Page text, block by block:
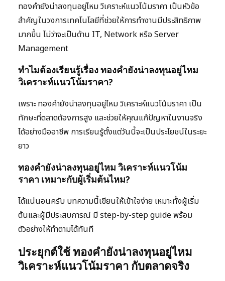
ทองคำยังน่าลงทุนอยู่ไหม วิเคราะห์แนวโน้มราคา เป็นหัวข้อ
สำคัญในวงการเทคโนโลยีที่ช่วยให้การทำงานมีประสิทธิภาพ
มากขึ้น ไม่ว่าจะเป็นด้าน IT, Network หรือ Server
Management
ทำไมต้องเรียนรู้เรื่อง ทองคำยังน่าลงทุนอยู่ไหม
วิเคราะห์แนวโน้มราคา?
เพราะ ทองคำยังน่าลงทุนอยู่ไหม วิเคราะห์แนวโน้มราคา เป็น
ทักษะที่ตลาดต้องการสูง และช่วยให้คุณแก้ปัญหาในงานจริง
ได้อย่างมืออาชีพ การเรียนรู้ตั้งแต่วันนี้จะเป็นประโยชน์ในระยะ
ยาว
ทองคำยังน่าลงทุนอยู่ไหม วิเคราะห์แนวโน้ม
ราคา เหมาะกับผู้เริ่มต้นไหม?
ได้แน่นอนครับ บทความนี้เขียนให้เข้าใจง่าย เหมาะทั้งผู้เริ่ม
ต้นและผู้มีประสบการณ์ มี step-by-step guide พร้อม
ตัวอย่างให้ทำตามได้ทันที
ประยุกต์ใช้ ทองคำยังน่าลงทุนอยู่ไหม
วิเคราะห์แนวโน้มราคา กับตลาดจริง